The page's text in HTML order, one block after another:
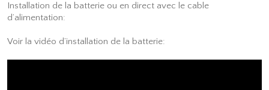
Installation de la batterie ou en direct avec le cable
d’alimentation:
Voir la vidéo d’installation de la batterie: